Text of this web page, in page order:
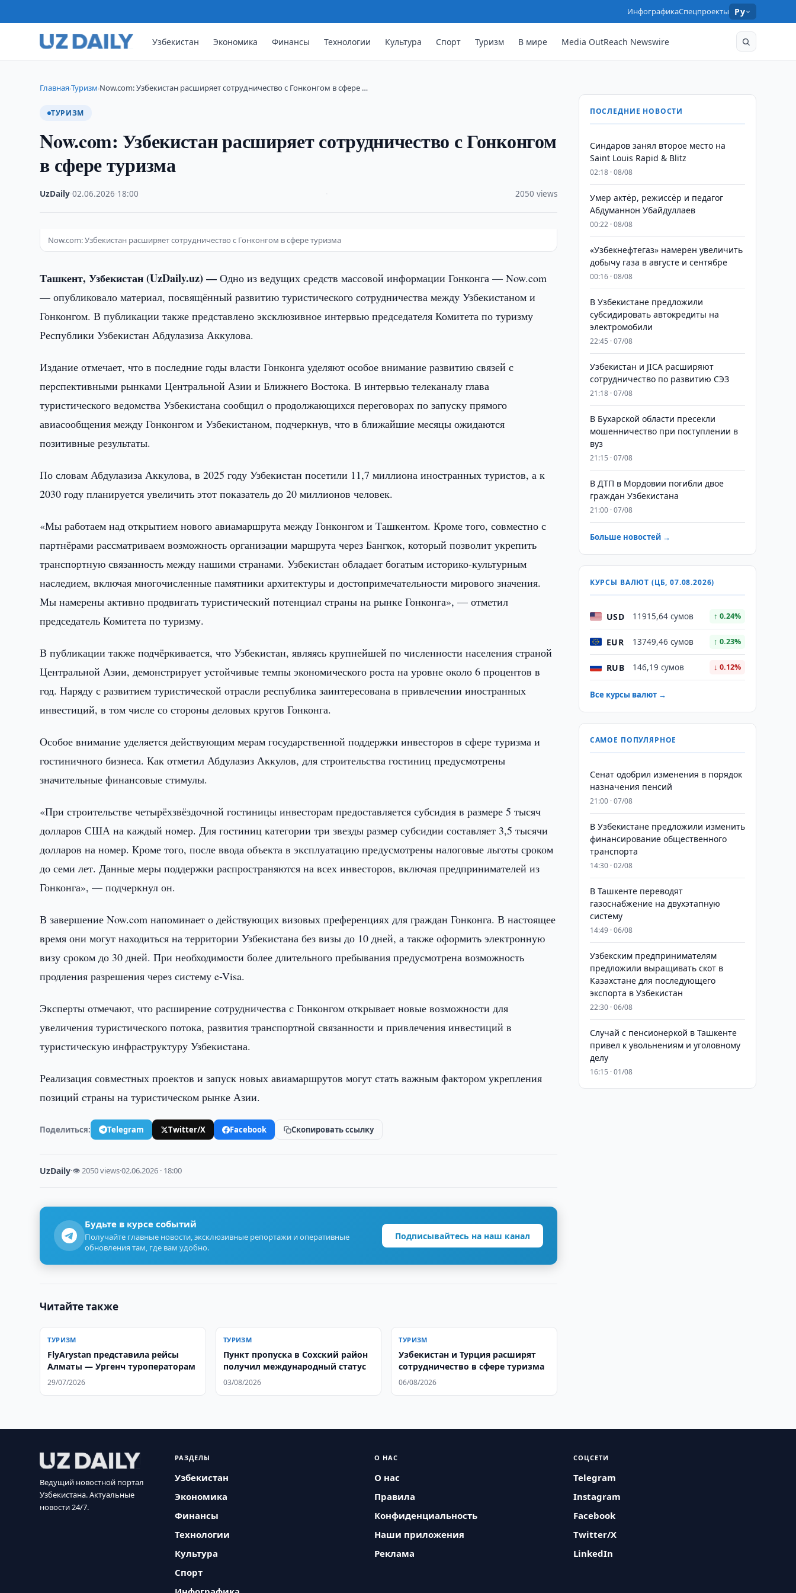
ИнфографикаСпецпроекты Ру
Узбекистан Экономика Финансы Технологии Культура Спорт Туризм В мире Media OutReach Newswire
Главная›Туризм›Now.com: Узбекистан расширяет сотрудничество с Гонконгом в сфере …
ТУРИЗМ
Now.com: Узбекистан расширяет сотрудничество с Гонконгом
в сфере туризма
UzDaily ·02.06.2026 18:00 2050 views
Now.com: Узбекистан расширяет сотрудничество с Гонконгом в сфере туризма
Ташкент, Узбекистан (UzDaily.uz) —Одно из ведущих средств массовой информации Гонконга — Now.com
— опубликовало материал, посвящённый развитию туристического сотрудничества между Узбекистаном и
Гонконгом. В публикации также представлено эксклюзивное интервью председателя Комитета по туризму
Республики Узбекистан Абдулазиза Аккулова.
Издание отмечает, что в последние годы власти Гонконга уделяют особое внимание развитию связей с
перспективными рынками Центральной Азии и Ближнего Востока. В интервью телеканалу глава
туристического ведомства Узбекистана сообщил о продолжающихся переговорах по запуску прямого
авиасообщения между Гонконгом и Узбекистаном, подчеркнув, что в ближайшие месяцы ожидаются
позитивные результаты.
По словам Абдулазиза Аккулова, в 2025 году Узбекистан посетили 11,7 миллиона иностранных туристов, а к
2030 году планируется увеличить этот показатель до 20 миллионов человек.
«Мы работаем над открытием нового авиамаршрута между Гонконгом и Ташкентом. Кроме того, совместно с
партнёрами рассматриваем возможность организации маршрута через Бангкок, который позволит укрепить
транспортную связанность между нашими странами. Узбекистан обладает богатым историко-культурным
наследием, включая многочисленные памятники архитектуры и достопримечательности мирового значения.
Мы намерены активно продвигать туристический потенциал страны на рынке Гонконга», — отметил
председатель Комитета по туризму.
В публикации также подчёркивается, что Узбекистан, являясь крупнейшей по численности населения страной
Центральной Азии, демонстрирует устойчивые темпы экономического роста на уровне около 6 процентов в
год. Наряду с развитием туристической отрасли республика заинтересована в привлечении иностранных
инвестиций, в том числе со стороны деловых кругов Гонконга.
Особое внимание уделяется действующим мерам государственной поддержки инвесторов в сфере туризма и
гостиничного бизнеса. Как отметил Абдулазиз Аккулов, для строительства гостиниц предусмотрены
значительные финансовые стимулы.
«При строительстве четырёхзвёздочной гостиницы инвесторам предоставляется субсидия в размере 5 тысяч
долларов США на каждый номер. Для гостиниц категории три звезды размер субсидии составляет 3,5 тысячи
долларов на номер. Кроме того, после ввода объекта в эксплуатацию предусмотрены налоговые льготы сроком
до семи лет. Данные меры поддержки распространяются на всех инвесторов, включая предпринимателей из
Гонконга», — подчеркнул он.
В завершение Now.com напоминает о действующих визовых преференциях для граждан Гонконга. В настоящее
время они могут находиться на территории Узбекистана без визы до 10 дней, а также оформить электронную
визу сроком до 30 дней. При необходимости более длительного пребывания предусмотрена возможность
продления разрешения через систему e-Visa.
Эксперты отмечают, что расширение сотрудничества с Гонконгом открывает новые возможности для
увеличения туристического потока, развития транспортной связанности и привлечения инвестиций в
туристическую инфраструктуру Узбекистана.
Реализация совместных проектов и запуск новых авиамаршрутов могут стать важным фактором укрепления
позиций страны на туристическом рынке Азии.
Поделиться: Telegram Twitter/X Facebook Скопировать ссылку
UzDaily·👁 2050 views·02.06.2026 · 18:00
Будьте в курсе событий
Получайте главные новости, эксклюзивные репортажи и оперативные
обновления там, где вам удобно.
Подписывайтесь на наш канал
Читайте также
ТУРИЗМ
FlyArystan представила рейсы
Алматы — Ургенч туроператорам
29/07/2026
ТУРИЗМ
Пункт пропуска в Сохский район
получил международный статус
03/08/2026
ТУРИЗМ
Узбекистан и Турция расширят
сотрудничество в сфере туризма
06/08/2026
ПОСЛЕДНИЕ НОВОСТИ
Синдаров занял второе место на
Saint Louis Rapid & Blitz
02:18 · 08/08
Умер актёр, режиссёр и педагог
Абдуманнон Убайдуллаев
00:22 · 08/08
«Узбекнефтегаз» намерен увеличить
добычу газа в августе и сентябре
00:16 · 08/08
В Узбекистане предложили
субсидировать автокредиты на
электромобили
22:45 · 07/08
Узбекистан и JICA расширяют
сотрудничество по развитию СЭЗ
21:18 · 07/08
В Бухарской области пресекли
мошенничество при поступлении в
вуз
21:15 · 07/08
В ДТП в Мордовии погибли двое
граждан Узбекистана
21:00 · 07/08
Больше новостей →
КУРСЫ ВАЛЮТ (ЦБ, 07.08.2026)
USD 11915,64 сумов ↑ 0.24%
EUR 13749,46 сумов ↑ 0.23%
RUB 146,19 сумов ↓ 0.12%
Все курсы валют →
САМОЕ ПОПУЛЯРНОЕ
Сенат одобрил изменения в порядок
назначения пенсий
21:00 · 07/08
В Узбекистане предложили изменить
финансирование общественного
транспорта
14:30 · 02/08
В Ташкенте переводят
газоснабжение на двухэтапную
систему
14:49 · 06/08
Узбекским предпринимателям
предложили выращивать скот в
Казахстане для последующего
экспорта в Узбекистан
22:30 · 06/08
Случай с пенсионеркой в Ташкенте
привел к увольнениям и уголовному
делу
16:15 · 01/08
Ведущий новостной портал
Узбекистана. Актуальные
новости 24/7.
РАЗДЕЛЫ
Узбекистан
Экономика
Финансы
Технологии
Культура
Спорт
О НАС
О нас
Правила
Конфиденциальность
Наши приложения
Реклама
СОЦСЕТИ
Telegram
Instagram
Facebook
Twitter/X
LinkedIn